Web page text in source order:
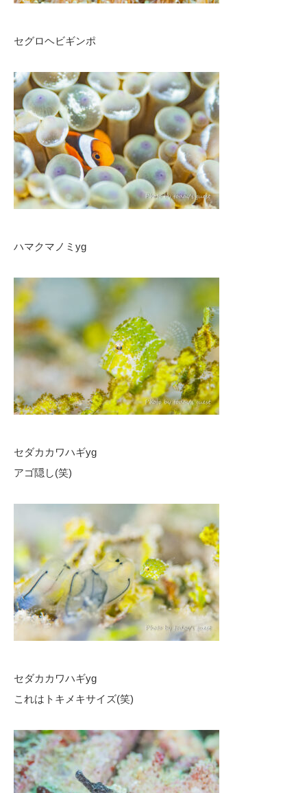
セグロヘビギンポ
ハマクマノミyg
セダカカワハギyg
アゴ隠し(笑)
セダカカワハギyg
これはトキメキサイズ(笑)